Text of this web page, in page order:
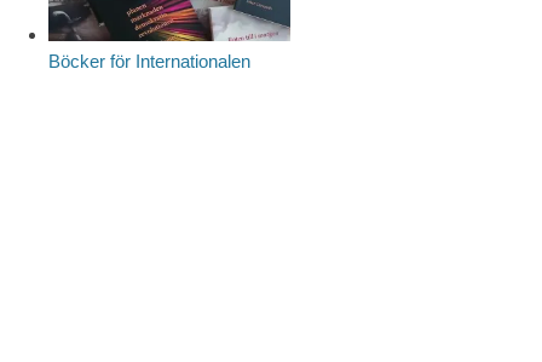
Böcker för Internationalen